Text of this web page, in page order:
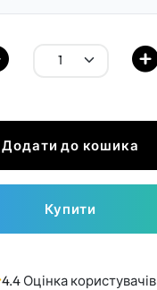
Додати до кошика
Купити
4.4 Оцінка користувачів